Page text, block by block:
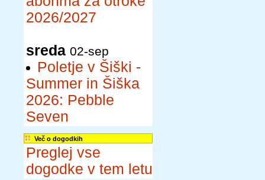
2026/2027
sreda 02-sep
Poletje v Šiški -
Summer in Šiška
2026: Pebble
Seven
Več o dogodkih
Preglej vse
dogodke v tem letu